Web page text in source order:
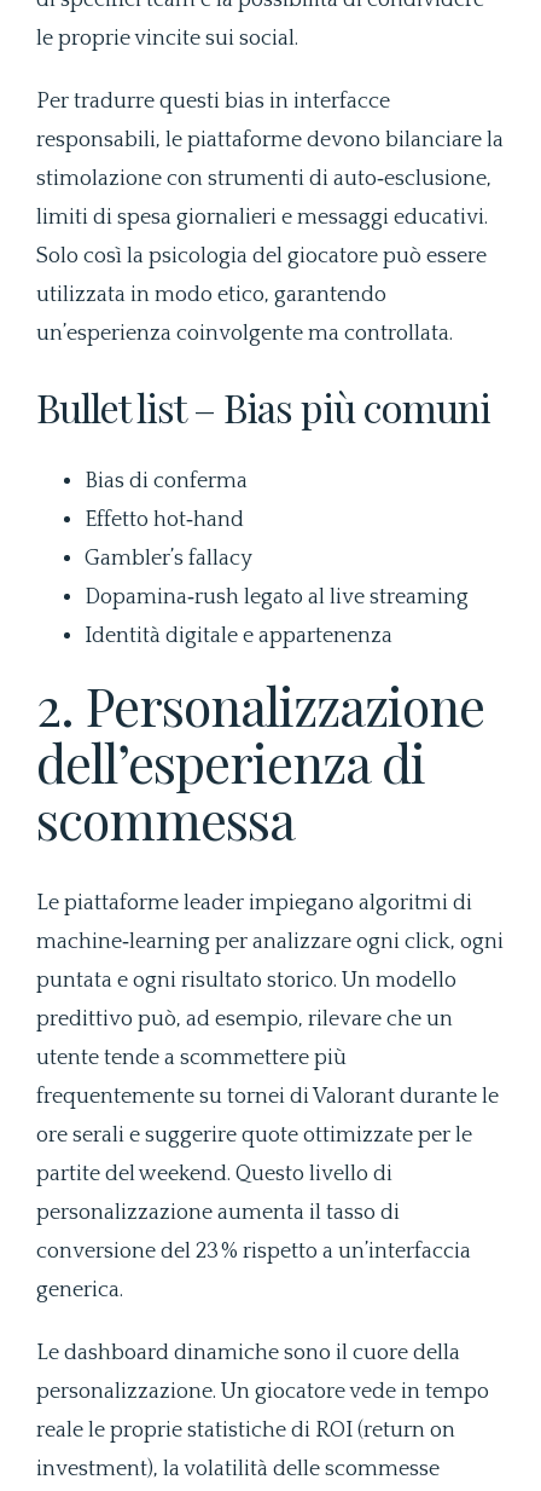
le proprie vincite sui social.
Per tradurre questi bias in interfacce
responsabili, le piattaforme devono bilanciare la
stimolazione con strumenti di auto‑esclusione,
limiti di spesa giornalieri e messaggi educativi.
Solo così la psicologia del giocatore può essere
utilizzata in modo etico, garantendo
un’esperienza coinvolgente ma controllata.
Bullet list – Bias più comuni
Bias di conferma
Effetto hot‑hand
Gambler’s fallacy
Dopamina‑rush legato al live streaming
Identità digitale e appartenenza
2. Personalizzazione
dell’esperienza di
scommessa
Le piattaforme leader impiegano algoritmi di
machine‑learning per analizzare ogni click, ogni
puntata e ogni risultato storico. Un modello
predittivo può, ad esempio, rilevare che un
utente tende a scommettere più
frequentemente su tornei di Valorant durante le
ore serali e suggerire quote ottimizzate per le
partite del weekend. Questo livello di
personalizzazione aumenta il tasso di
conversione del 23 % rispetto a un’interfaccia
generica.
Le dashboard dinamiche sono il cuore della
personalizzazione. Un giocatore vede in tempo
reale le proprie statistiche di ROI (return on
investment), la volatilità delle scommesse